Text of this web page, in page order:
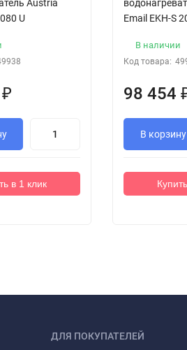
Austria
U
₽
в 1 клик
Email EKH-S
В наличии
Код товара:
98 454
В корзину
ДЛЯ ПОКУПАТЕЛЕЙ